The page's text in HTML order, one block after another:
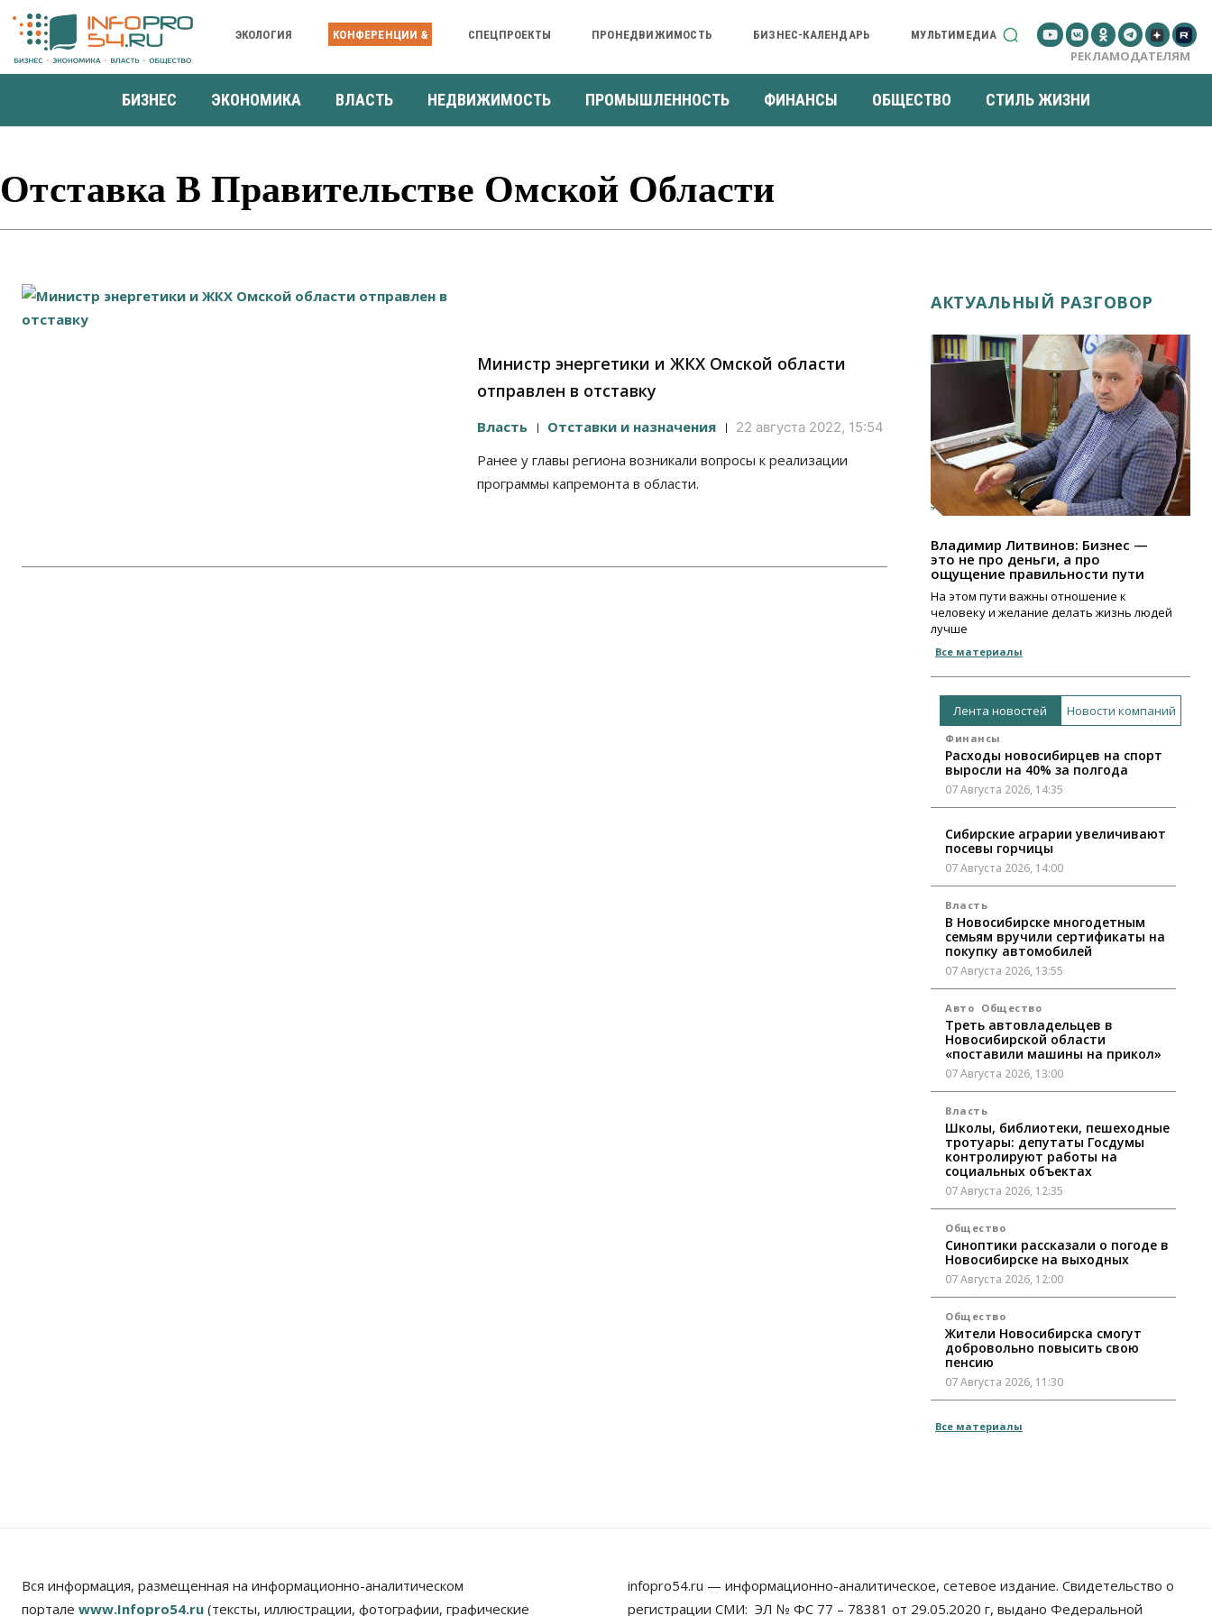
ЭКОЛОГИЯ КОНФЕРЕНЦИИ & СПЕЦПРОЕКТЫ ПРОНЕДВИЖИМОСТЬ БИЗНЕС-КАЛЕНДАРЬ МУЛЬТИМЕДИА
РЕКЛАМОДАТЕЛЯМ
БИЗНЕС ЭКОНОМИКА ВЛАСТЬ НЕДВИЖИМОСТЬ ПРОМЫШЛЕННОСТЬ ФИНАНСЫ ОБЩЕСТВО СТИЛЬ ЖИЗНИ
Отставка В Правительстве Омской Области
Министр энергетики и ЖКХ Омской области
отправлен в отставку
Власть Отставки и назначения 22 августа 2022, 15:54
Ранее у главы региона возникали вопросы к реализации
программы капремонта в области.
АКТУАЛЬНЫЙ РАЗГОВОР
Владимир Литвинов: Бизнес —
это не про деньги, а про
ощущение правильности пути
На этом пути важны отношение к
человеку и желание делать жизнь людей
лучше
Все материалы
Лента новостей Новости компаний
Финансы
Расходы новосибирцев на спорт
выросли на 40% за полгода
07 Августа 2026, 14:35
Сибирские аграрии увеличивают
посевы горчицы
07 Августа 2026, 14:00
Власть
В Новосибирске многодетным
семьям вручили сертификаты на
покупку автомобилей
07 Августа 2026, 13:55
Авто Общество
Треть автовладельцев в
Новосибирской области
«поставили машины на прикол»
07 Августа 2026, 13:00
Власть
Школы, библиотеки, пешеходные
тротуары: депутаты Госдумы
контролируют работы на
социальных объектах
07 Августа 2026, 12:35
Общество
Синоптики рассказали о погоде в
Новосибирске на выходных
07 Августа 2026, 12:00
Общество
Жители Новосибирска смогут
добровольно повысить свою
пенсию
07 Августа 2026, 11:30
Деньгами будут распоряжаться
стражу
07 Августа 2026, 10:15
Все материалы
Вся информация, размещенная на информационно-аналитическом
портале www.Infopro54.ru (тексты, иллюстрации, фотографии, графические
infopro54.ru — информационно-аналитическое, сетевое издание. Свидетельство о
регистрации СМИ: ЭЛ № ФС 77 – 78381 от 29.05.2020 г, выдано Федеральной